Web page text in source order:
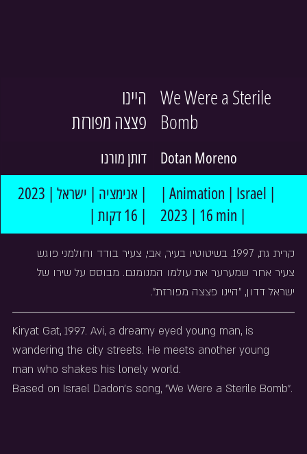
היינו
פצצה מפורזת
We Were a Sterile
Bomb
דותן מורנו Dotan Moreno
| 16 דקות |
| Animation | Israel |
2023 | 16 min |
קרית גת, 1997. בשיטוטיו בעיר, אבי, צעיר בודד וחולמני פוגש
צעיר אחר שמערער את עולמו המנומנם. מבוסס על שירו של
ישראל דדון, "היינו פצצה מפורזת".
Kiryat Gat, 1997. Avi, a dreamy eyed young man, is
wandering the city streets. He meets another young
man who shakes his lonely world.
Based on Israel Dadon's song, "We Were a Sterile Bomb״.